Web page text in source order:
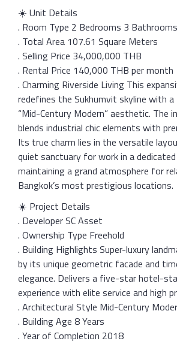
☀️ Unit Details
. Room Type 2 Bedrooms 3
. Total Area 107.61 Square Meters
. Selling Price 34,000,000 THB
. Rental Price 140,000 THB per month
. Charming Riverside Living This
redefines the Sukhumvit skyline with
“Mid-Century Modern” aesthetic. The
blends industrial chic elements with
Its true charm lies in the versatile
quiet sanctuary for work in a
maintaining a grand atmosphere for
Bangkok’s most prestigious locations.
☀️ Project Details
. Developer SC Asset
. Ownership Type Freehold
. Building Highlights Super-luxury
by its unique geometric facade and
elegance. Delivers a five-star hotel-
experience with elite service and high
. Architectural Style Mid-Century
. Building Age 8 Years
. Year of Completion 2018